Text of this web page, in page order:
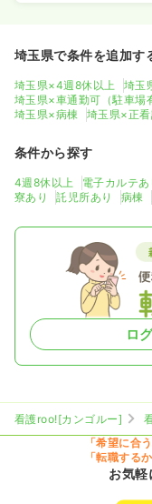
埼玉県で条件を追加す
埼玉県×4週8休以上 埼玉
埼玉県×車通勤可（駐車場
埼玉県×病棟
埼玉県×正
条件から探す
4週8休以上 電子カルテあ
寮あり
託児所あり 病棟
ロ
看護roo![カンゴルー]
「希望に合
「転職する
お気軽